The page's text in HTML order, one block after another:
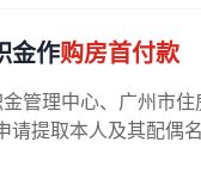
金作购房首付款
管理中心、广州市
请提取本人及其配偶